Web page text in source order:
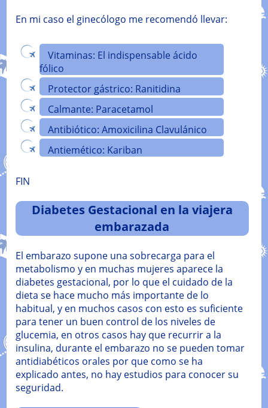
En mi caso el ginecólogo me recomendó llevar:
Vitaminas: El indispensable ácido
fólico
Protector gástrico: Ranitidina
Calmante: Paracetamol
Antibiótico: Amoxicilina Clavulánico
Antiemético: Kariban
FIN
Diabetes Gestacional en la viajera
embarazada
El embarazo supone una sobrecarga para el
metabolismo y en muchas mujeres aparece la
diabetes gestacional, por lo que el cuidado de la
dieta se hace mucho más importante de lo
habitual, y en muchos casos con esto es suficiente
para tener un buen control de los niveles de
glucemia, en otros casos hay que recurrir a la
insulina, durante el embarazo no se pueden tomar
antidiabéticos orales por que como se ha
explicado antes, no hay estudios para conocer su
seguridad.